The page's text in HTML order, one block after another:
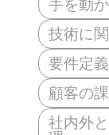
手を動
技術に
要件定
顧客の
社内外